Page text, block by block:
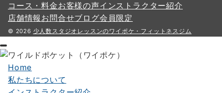
コース・料金お客様の声インストラクター紹介
店舗情報 お問合せブログ会員限定
© 2026 少人数スタジオレッスンのワイポケ・フィットネスジム
Home
私たちについて